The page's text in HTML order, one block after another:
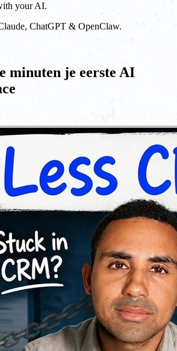
your AI.
ChatGPT & OpenClaw.
minuten je eerste AI